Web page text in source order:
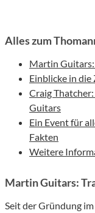
Alles zum
Martin
Einblicke in
Craig
Guitars
Ein Event für
Fakten
Weitere
Martin Guitars:
Seit der Gründung